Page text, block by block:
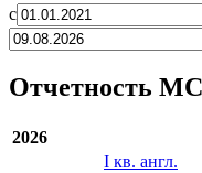
с
Отчетность
2026
I кв. англ.